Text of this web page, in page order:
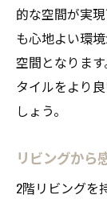
的な空間が実
も心地よい環
空間となりま
タイルをより
しょう。
リビングから
2階リビングを